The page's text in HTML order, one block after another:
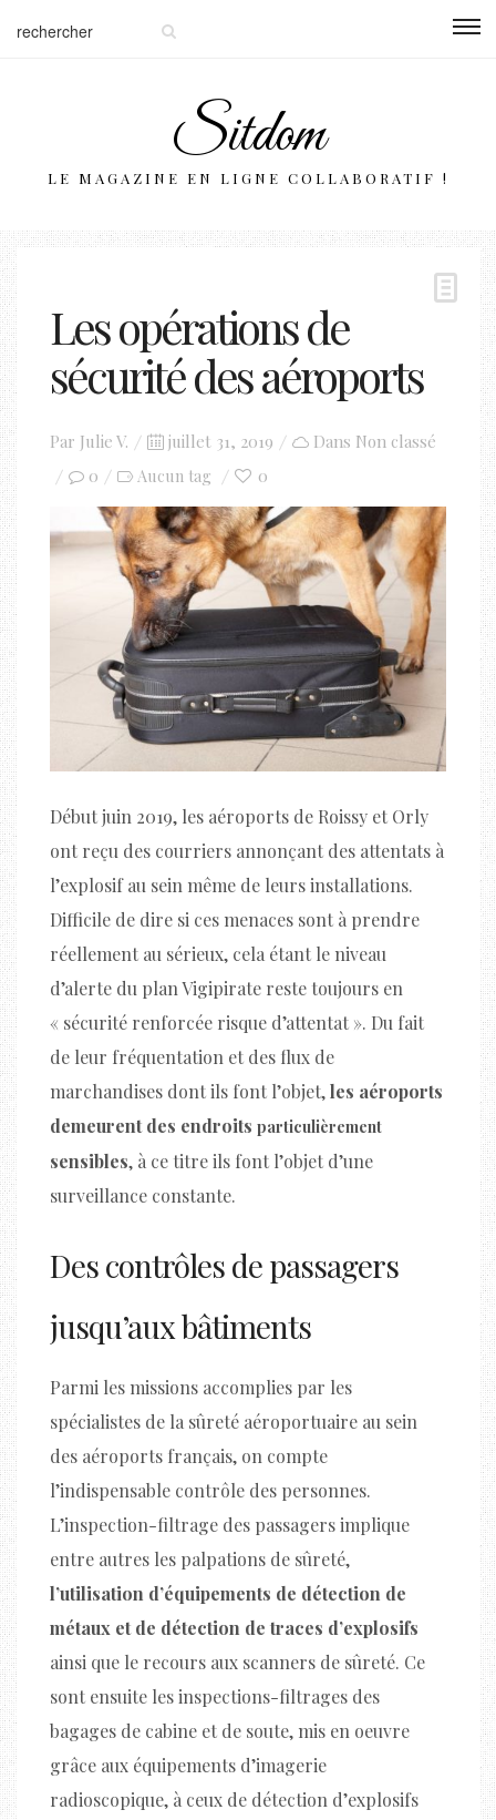
Sitdom
LE MAGAZINE EN LIGNE COLLABORATIF !
Les opérations de
sécurité des aéroports
Par Julie V.
Posted
on
juillet 31, 2019 Dans Non classé
0
Aucun tag 0
Début juin 2019, les aéroports de Roissy et Orly
ont reçu des courriers annonçant des attentats à
l’explosif au sein même de leurs installations.
Difficile de dire si ces menaces sont à prendre
réellement au sérieux, cela étant le niveau
d’alerte du plan Vigipirate reste toujours en
« sécurité renforcée risque d’attentat ». Du fait
de leur fréquentation et des flux de
marchandises dont ils font l’objet,les aéroports
demeurent des endroits particulièrement
sensibles, à ce titre ils font l’objet d’une
surveillance constante.
Des contrôles de passagers
jusqu’aux bâtiments
Parmi les missions accomplies par les
spécialistes de la sûreté aéroportuaire au sein
des aéroports français, on compte
l’indispensable contrôle des personnes.
L’inspection-filtrage des passagers implique
entre autres les palpations de sûreté,
l’utilisation d’équipements de détection de
métaux et de détection de traces d’explosifs
ainsi que le recours aux scanners de sûreté. Ce
sont ensuite les inspections-filtrages des
bagages de cabine et de soute, mis en oeuvre
grâce aux équipements d’imagerie
radioscopique, à ceux de détection d’explosifs